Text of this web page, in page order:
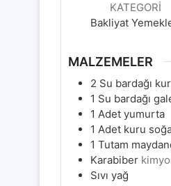
KATEGORI
Bakliyat
MALZEMELER
2 Su bardağı
1 Su bardağı
1 Adet yumurta
1 Adet kuru
1 Tutam
Karabiber
Sıvı yağ